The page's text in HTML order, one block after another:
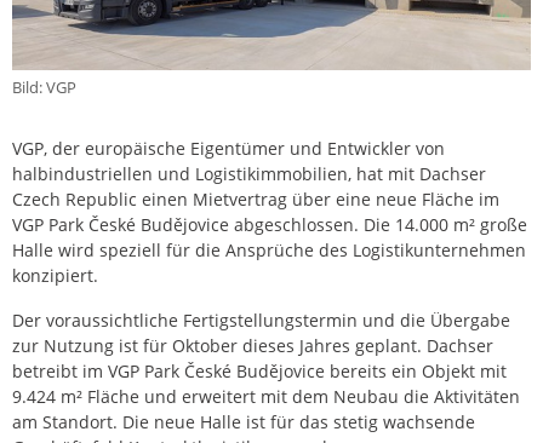
Bild: VGP
VGP, der europäische Eigentümer und Entwickler von
halbindustriellen und Logistikimmobilien, hat mit Dachser
Czech Republic einen Mietvertrag über eine neue Fläche im
VGP Park České Budějovice abgeschlossen. Die 14.000 m² große
Halle wird speziell für die Ansprüche des Logistikunternehmen
konzipiert.
Der voraussichtliche Fertigstellungstermin und die Übergabe
zur Nutzung ist für Oktober dieses Jahres geplant. Dachser
betreibt im VGP Park České Budějovice bereits ein Objekt mit
9.424 m² Fläche und erweitert mit dem Neubau die Aktivitäten
am Standort. Die neue Halle ist für das stetig wachsende